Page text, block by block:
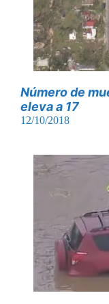
Número de
eleva a 17
12/10/2018